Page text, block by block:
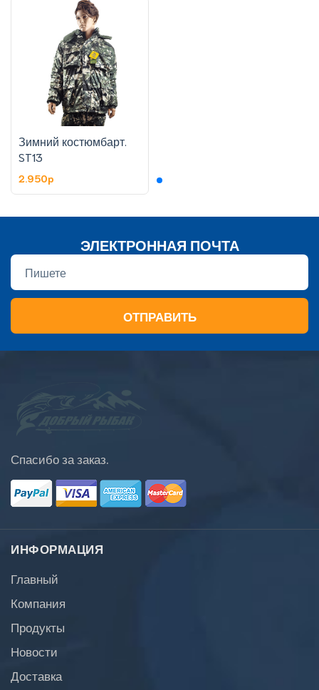
Зимний костюмбарт.
ST13
2.950p
ЭЛЕКТРОННАЯ ПОЧТА
ОТПРАВИТЬ
Спасибо за заказ.
ИНФОРМАЦИЯ
Главный
Компания
Продукты
Новости
Доставка